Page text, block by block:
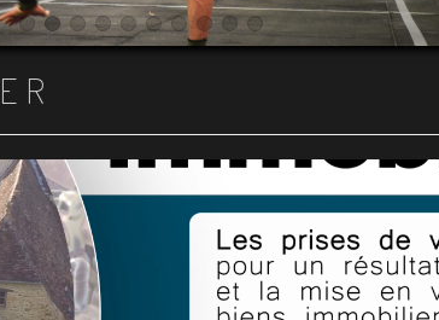
Item 1
Item 2
Item 3
Item 4
Item 5
Item 6
Item 7
Item 8
Item 9Item 10